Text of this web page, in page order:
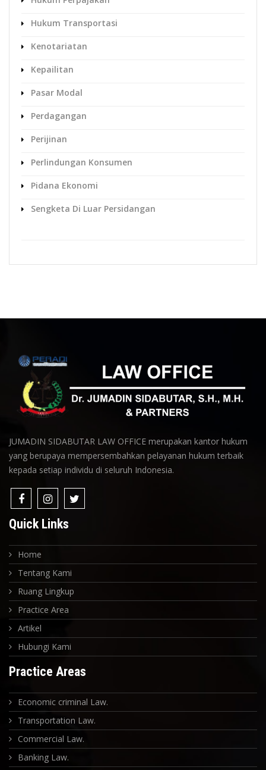
Hukum Transportasi
Kenotariatan
Kepailitan
Pasar Modal
Perdagangan
Perijinan
Perlindungan Konsumen
Pidana Ekonomi
Sengketa Di Luar Persidangan
JUMADIN SIDABUTAR LAW OFFICE merupakan kantor hukum
yang berupaya mempersembahkan pelayanan hukum terbaik
kepada setiap individu di seluruh Indonesia.
Quick Links
Home
Tentang Kami
Ruang Lingkup
Practice Area
Artikel
Hubungi Kami
Practice Areas
Economic criminal Law.
Transportation Law.
Commercial Law.
Banking Law.